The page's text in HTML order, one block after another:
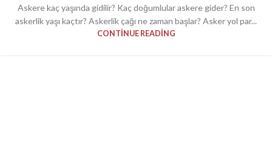
Askere kaç yaşında gidilir? Kaç doğumlular askere gider? En son
askerlik yaşı kaçtır? Askerlik çağı ne zaman başlar? Asker yol par...
CONTINUE READING